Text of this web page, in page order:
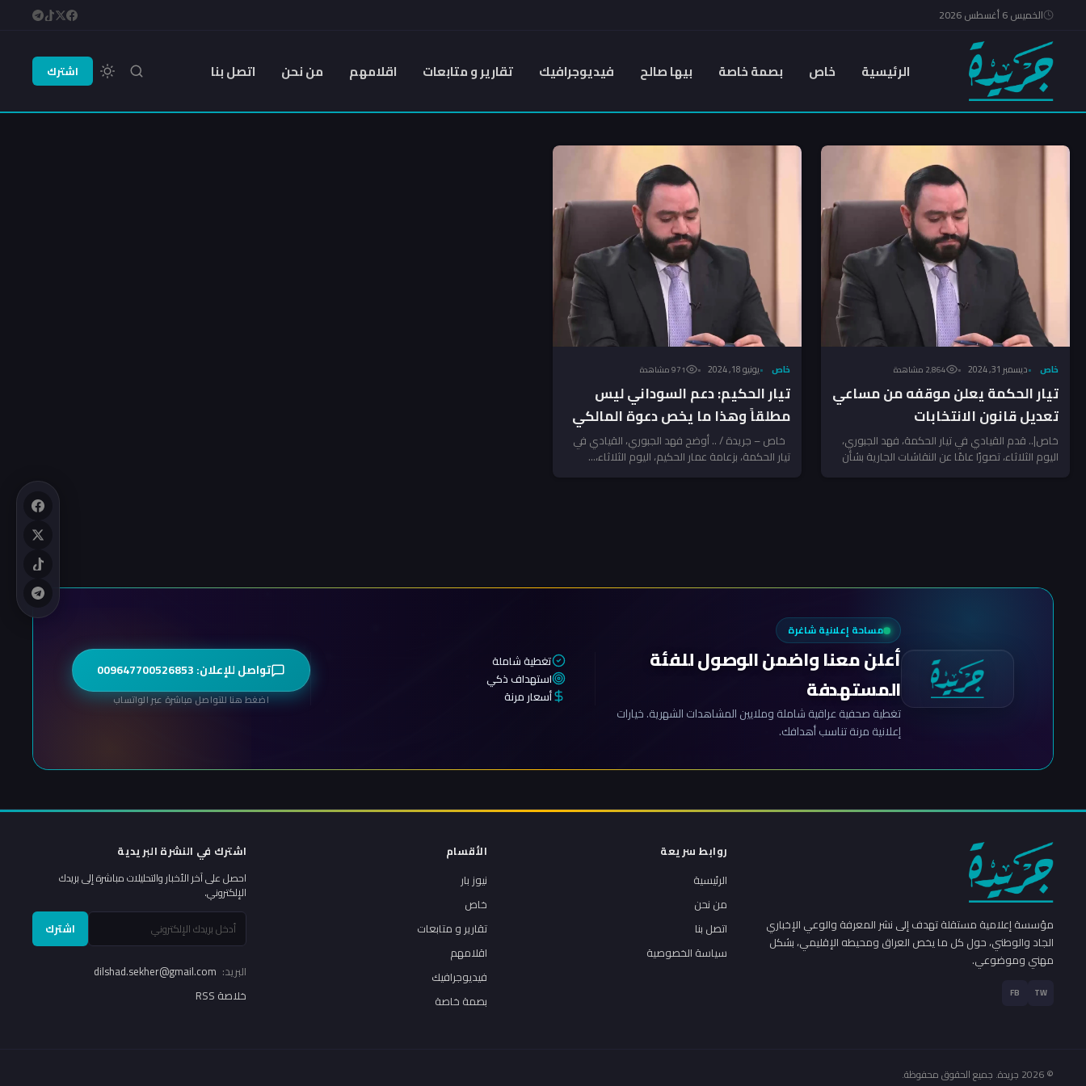
الخميس 6 أغسطس 2026
الرئيسية خاص بصمة خاصة بيها صالح فيديوجرافيك تقارير و متابعات اقلامهم من نحن اتصل بنا اشترك
خاص ديسمبر 31, 2024 2٬864 مشاهدة
تيار الحكمة يعلن موقفه من مساعي
تعديل قانون الانتخابات
خاص|.. قدم القيادي في تيار الحكمة، فهد الجبوري،
اليوم الثلاثاء، تصورًا عامًا عن النقاشات الجارية بشأن
خاص يونيو 18, 2024 971 مشاهدة
تيار الحكيم: دعم السوداني ليس
مطلقاً وهذا ما يخص دعوة المالكي
للإنتخابات المبكرة
خاص – جريدة / .. أوضح فهد الجبوري، القيادي في
تيار الحكمة، بزعامة عمار الحكيم، اليوم الثلاثاء،...
مساحة إعلانية شاغرة
أعلن معنا واضمن الوصول للفئة
المستهدفة
تغطية صحفية عراقية شاملة وملايين المشاهدات الشهرية. خيارات
إعلانية مرنة تناسب أهدافك.
تغطية شاملة
استهداف ذكي
أسعار مرنة
تواصل للإعلان: 009647700526853
اضغط هنا للتواصل مباشرة عبر الواتساب
مؤسسة إعلامية مستقلة تهدف إلى نشر المعرفة والوعي الإخباري
الجاد والوطني، حول كل ما يخص العراق ومحيطه الإقليمي، بشكل
مهني وموضوعي.
TW
FB
روابط سريعة
الرئيسية
من نحن
اتصل بنا
سياسة الخصوصية
الأقسام
نيوز بار
خاص
تقارير و متابعات
اقلامهم
فيديوجرافيك
بصمة خاصة
اشترك في النشرة البريدية
احصل على آخر الأخبار والتحليلات مباشرة إلى بريدك
الإلكتروني.
اشترك
البريد:
خلاصة RSS
© 2026 جريدة. جميع الحقوق محفوظة.